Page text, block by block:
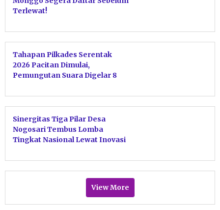
Terlewat!
Tahapan Pilkades Serentak
2026 Pacitan Dimulai,
Pemungutan Suara Digelar 8
Sinergitas Tiga Pilar Desa
Nogosari Tembus Lomba
Tingkat Nasional Lewat Inovasi
View More